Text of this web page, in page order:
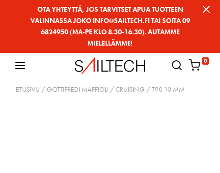
OTA YHTEYTTÄ, JOS TARVITSET APUA TUOTTEEN
VALINNASSA JOKO INFO@SAILTECH.FI TAI SOITA 09
6824950 (MA-PE KLO 8.30-16.30). AUTAMME
MIELELLÄMME!
0
ETUSIVU /GOTTIFREDI MAFFIOLI /CRUISING / T90 10 MM